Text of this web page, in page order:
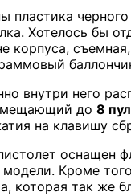
Хотелось бы
корпуса,
внутри него
до 8
на клавишу
оснащен
Кроме
которая так же